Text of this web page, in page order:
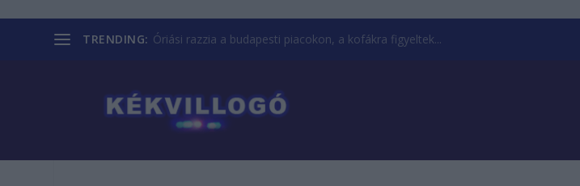
TRENDING: Óriási razzia a budapesti piacokon, a kofákra figyeltek...